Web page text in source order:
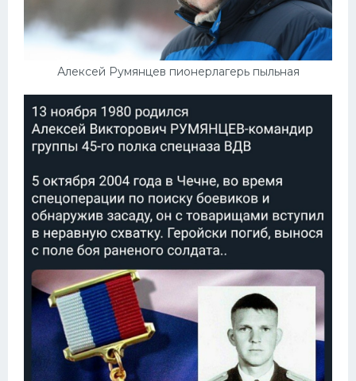
Алексей Румянцев пионерлагерь пыльная